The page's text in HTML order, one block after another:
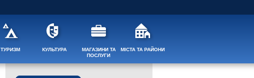
ТУРИЗМ КУЛЬТУРА
МАГАЗИНИ ТА
ПОСЛУГИ
МІСТА ТА РАЙОНИ